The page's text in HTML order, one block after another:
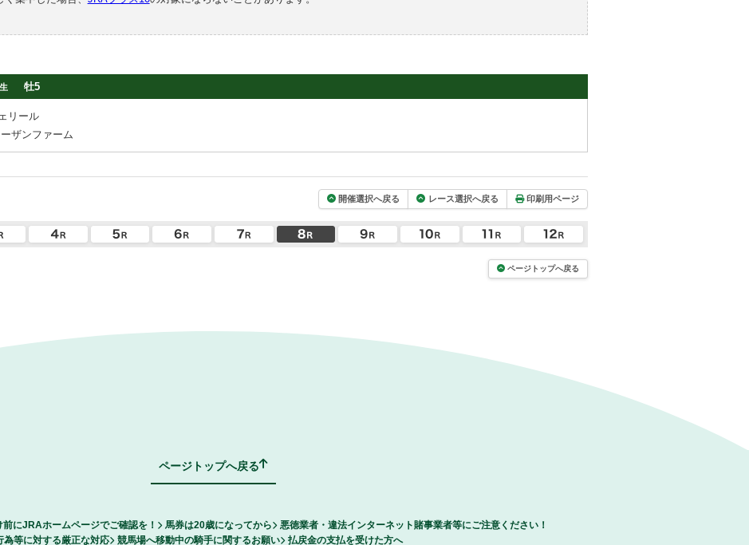
牡5
リール
ザンファーム
開催選択へ戻る レース選択へ戻る 印刷用ページ
ページトップへ戻る
ページトップへ戻る
前にJRAホームページでご確認を！ 馬券は20歳になってから
悪徳業者・違法インターネット賭事業者等にご注意ください！
為等に対する厳正な対応
競馬場へ移動中の騎手に関するお願い 払戻金の支払を受けた方へ